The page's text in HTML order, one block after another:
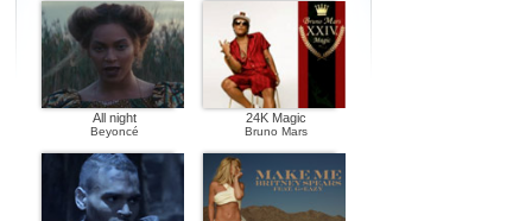
All night
Beyoncé
24K Magic
Bruno Mars